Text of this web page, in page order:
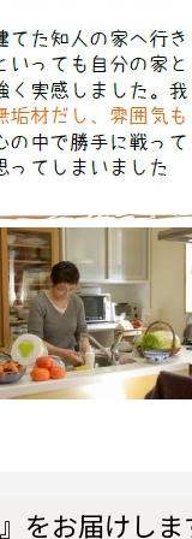
をお届けしま